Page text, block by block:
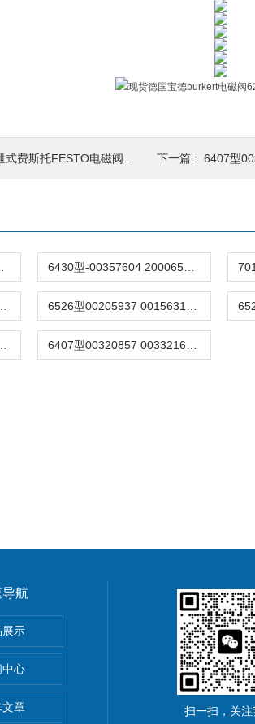
电磁阀CPE18-可节流 先导控制 下一篇 : 6407型
感器
液体
航
展示
中心
文章 扫一扫，关注